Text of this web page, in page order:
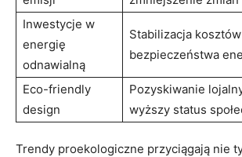
Inwestycje w
energię
odnawialną
Stabilizacja
bezpieczeństwa
Eco-friendly
design
Pozyskiwanie
wyższy status
Trendy proekologiczne przyciągają nie